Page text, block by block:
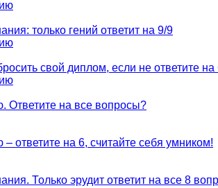
только гений ответит на 9/9
свой диплом, если не ответите на
Ответите на все вопросы?
– ответите на 6, считайте себя умником!
Только эрудит ответит на все 8